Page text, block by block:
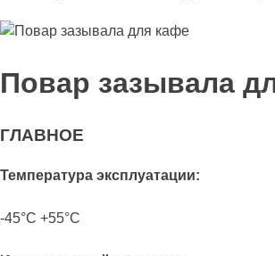
Повар зазывала
ГЛАВНОЕ
Температура эксплуатации:
-45°С +55°С